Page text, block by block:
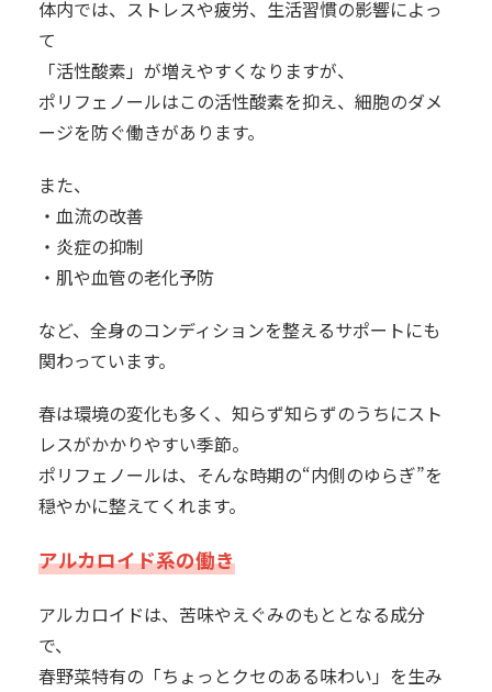
体内では、ストレスや疲労、生活習慣の影響によっ
て
「活性酸素」が増えやすくなりますが、
ポリフェノールはこの活性酸素を抑え、細胞のダメ
ージを防ぐ働きがあります。
また、
・血流の改善
・炎症の抑制
・肌や血管の老化予防
など、全身のコンディションを整えるサポートにも
関わっています。
春は環境の変化も多く、知らず知らずのうちにスト
レスがかかりやすい季節。
ポリフェノールは、そんな時期の“内側のゆらぎ”を
穏やかに整えてくれます。
アルカロイド系の働き
アルカロイドは、苦味やえぐみのもととなる成分
で、
春野菜特有の「ちょっとクセのある味わい」を生み